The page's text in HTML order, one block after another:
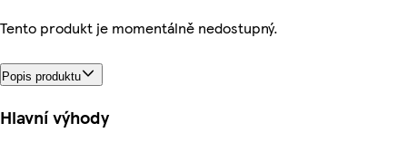
Tento produkt je momentálně nedostupný.
Popis produktu
Hlavní výhody